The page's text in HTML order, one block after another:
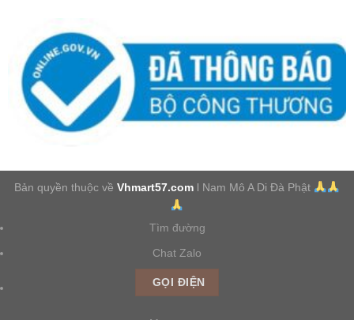
Bản quyền thuộc vềVhmart57.com l Nam Mô A Di Đà Phật
Tìm đường
Chat Zalo
GỌI ĐIỆN